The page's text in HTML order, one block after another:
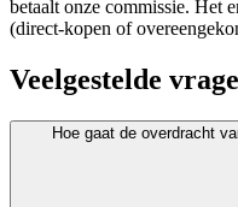
betaalt onze commissie. Het
(direct-kopen of
Veelgestelde
Hoe gaat de overdracht